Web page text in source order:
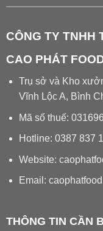
CÔNG TY
CAO PHÁT
Trụ sở và Kho
Vĩnh Lộc A, Bình
Mã số thuế:
Hotline: 0387 837
Website:
Email:
THÔNG TIN CẦN